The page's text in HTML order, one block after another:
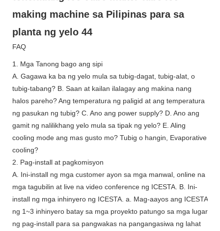
FAQ
1. Mga Tanong bago ang sipi
A. Gagawa ka ba ng yelo mula sa tubig-dagat, tubig-alat, o
tubig-tabang? B. Saan at kailan ilalagay ang makina nang
halos pareho? Ang temperatura ng paligid at ang temperatura
ng pasukan ng tubig? C. Ano ang power supply? D. Ano ang
gamit ng nalilikhang yelo mula sa tipak ng yelo? E. Aling
cooling mode ang mas gusto mo? Tubig o hangin, Evaporative
cooling?
2. Pag-install at pagkomisyon
A. Ini-install ng mga customer ayon sa mga manwal, online na
mga tagubilin at live na video conference ng ICESTA. B. Ini-
install ng mga inhinyero ng ICESTA. a. Mag-aayos ang ICESTA
ng 1~3 inhinyero batay sa mga proyekto patungo sa mga lugar
ng pag-install para sa pangwakas na pangangasiwa ng lahat